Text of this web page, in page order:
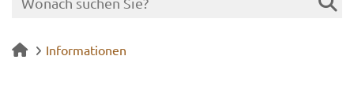
Informationen